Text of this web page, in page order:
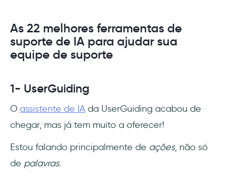
As 22 melhores ferramentas de
suporte de IA para ajudar sua
equipe de suporte
1- UserGuiding
O assistente de IA da UserGuiding acabou de
chegar, mas já tem muito a oferecer!
Estou falando principalmente de ações, não só
de palavras.